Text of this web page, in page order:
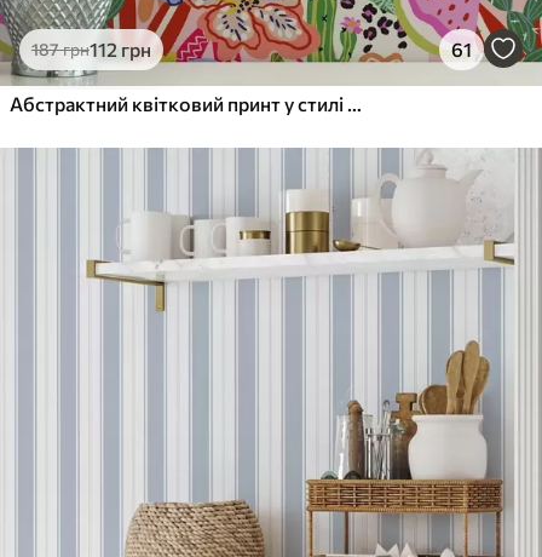
187грн112 грн 61
Абстрактний квітковий принт у стилі поп-арт